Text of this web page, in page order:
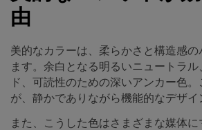
由
美的なカラーは、柔らかさと構造感
ます。余白となる明るいニュートラ
ド、可読性のための深いアンカー色
が、静かでありながら機能的なデザイ
また、こうした色はさまざまな媒体